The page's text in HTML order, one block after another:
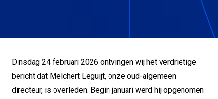
Dinsdag 24 februari 2026 ontvingen wij het verdrietige
bericht dat Melchert Leguijt, onze oud-algemeen
directeur, is overleden. Begin januari werd hij opgenomen